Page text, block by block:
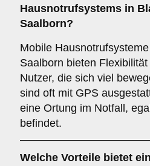
Hausnotrufsystems in
Saalborn?
Mobile
Saalborn bieten
Nutzer, die sich viel
sind oft mit GPS
eine Ortung im Notfall,
befindet.
Welche Vorteile bietet